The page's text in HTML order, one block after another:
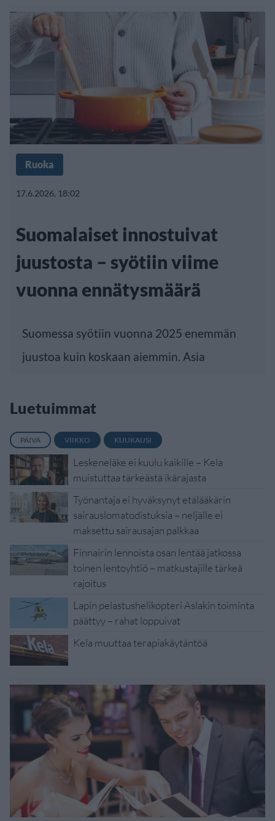
Ruoka
17.6.2026, 18:02
Suomalaiset innostuivat
juustosta – syötiin viime
vuonna ennätysmäärä
Suomessa syötiin vuonna 2025 enemmän
juustoa kuin koskaan aiemmin. Asia
Luetuimmat
PÄIVÄ VIIKKO KUUKAUSI
Leskeneläke ei kuulu kaikille – Kela
muistuttaa tärkeästä ikärajasta
Työnantaja ei hyväksynyt etälääkärin
sairauslomatodistuksia – neljälle ei
maksettu sairausajan palkkaa
Finnairin lennoista osan lentää jatkossa
toinen lentoyhtiö – matkustajille tärkeä
rajoitus
Lapin pelastushelikopteri Aslakin toiminta
päättyy – rahat loppuivat
Kela muuttaa terapiakäytäntöä